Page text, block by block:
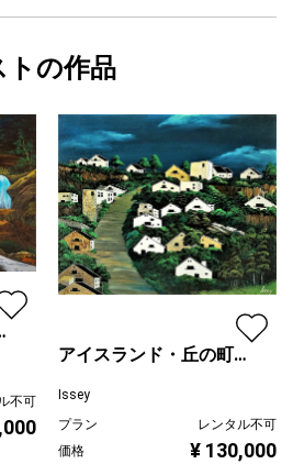
ラー
以内
る
トの作品
不可
アイスランド・丘の町並
Issey
プラン
レンタル不可
価格
¥ 130,000